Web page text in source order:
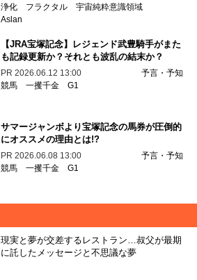
浄化
フラクタル 宇宙純粋意識領域
Aslan
【JRA宝塚記念】レジェンド武豊騎手がまた
も記録更新か？それとも波乱の結末か？
PR 2026.06.12 13:00
予言・予知
競馬 一攫千金 G1
サマージャンボより宝塚記念の馬券が圧倒的
にオススメの理由とは!?
PR 2026.06.08 13:00
予言・予知
競馬 一攫千金 G1
現実と夢が交差するレストラン…叔父が最期
に託したメッセージと不思議な夢